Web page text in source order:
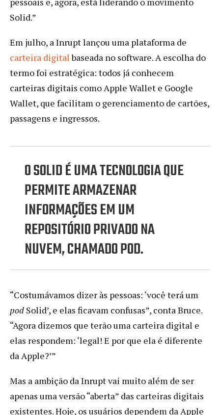
Solid.”
Em julho, a Inrupt lançou uma plataforma de
carteira digitalbaseada no software. A escolha do
termo foi estratégica: todos já conhecem
carteiras digitais como Apple Wallet e Google
Wallet, que facilitam o gerenciamento de cartões,
passagens e ingressos.
O SOLID É UMA TECNOLOGIA QUE
PERMITE ARMAZENAR
INFORMAÇÕES EM UM
REPOSITÓRIO PRIVADO NA
NUVEM, CHAMADO POD.
“Costumávamos dizer às pessoas: ‘você terá um
pod Solid’, e elas ficavam confusas”, conta Bruce.
“Agora dizemos que terão uma carteira digital e
elas respondem: ‘legal! E por que ela é diferente
da Apple?’”
Mas a ambição da Inrupt vai muito além de ser
apenas uma versão “aberta” das carteiras digitais
existentes. Hoje, os usuários dependem da Apple